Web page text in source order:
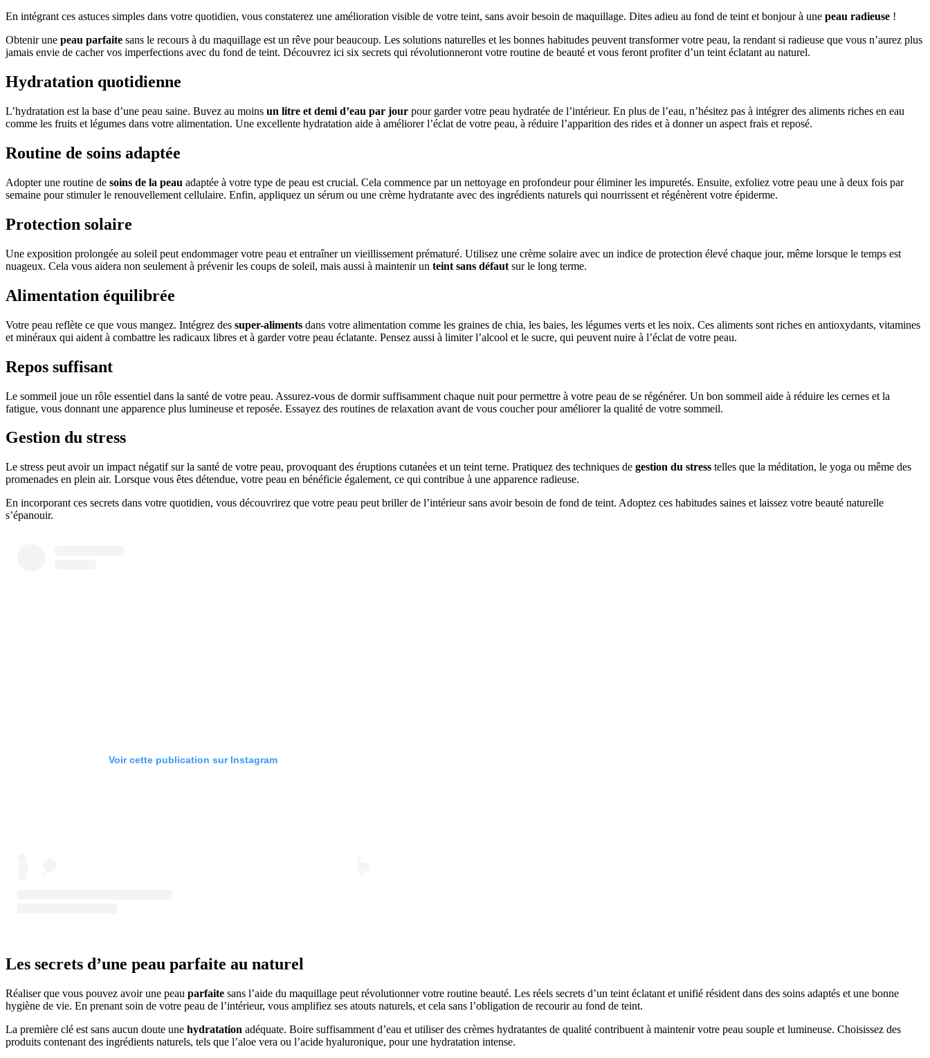
En intégrant ces astuces simples dans votre quotidien, vous constaterez une amélioration visible de votre teint, sans avoir besoin de maquillage. Dites adieu au fond de teint et bonjour à une peau radieuse !
Obtenir une peau parfaite sans le recours à du maquillage est un rêve pour beaucoup. Les solutions naturelles et les bonnes habitudes peuvent transformer votre peau, la rendant si radieuse que vous n’aurez plus
jamais envie de cacher vos imperfections avec du fond de teint. Découvrez ici six secrets qui révolutionneront votre routine de beauté et vous feront profiter d’un teint éclatant au naturel.
Hydratation quotidienne
L’hydratation est la base d’une peau saine. Buvez au moins un litre et demi d’eau par jour pour garder votre peau hydratée de l’intérieur. En plus de l’eau, n’hésitez pas à intégrer des aliments riches en eau
comme les fruits et légumes dans votre alimentation. Une excellente hydratation aide à améliorer l’éclat de votre peau, à réduire l’apparition des rides et à donner un aspect frais et reposé.
Routine de soins adaptée
Adopter une routine de soins de la peau adaptée à votre type de peau est crucial. Cela commence par un nettoyage en profondeur pour éliminer les impuretés. Ensuite, exfoliez votre peau une à deux fois par
semaine pour stimuler le renouvellement cellulaire. Enfin, appliquez un sérum ou une crème hydratante avec des ingrédients naturels qui nourrissent et régénèrent votre épiderme.
Protection solaire
Une exposition prolongée au soleil peut endommager votre peau et entraîner un vieillissement prématuré. Utilisez une crème solaire avec un indice de protection élevé chaque jour, même lorsque le temps est
nuageux. Cela vous aidera non seulement à prévenir les coups de soleil, mais aussi à maintenir un teint sans défaut sur le long terme.
Alimentation équilibrée
Votre peau reflète ce que vous mangez. Intégrez des super-aliments dans votre alimentation comme les graines de chia, les baies, les légumes verts et les noix. Ces aliments sont riches en antioxydants, vitamines
et minéraux qui aident à combattre les radicaux libres et à garder votre peau éclatante. Pensez aussi à limiter l’alcool et le sucre, qui peuvent nuire à l’éclat de votre peau.
Repos suffisant
Le sommeil joue un rôle essentiel dans la santé de votre peau. Assurez-vous de dormir suffisamment chaque nuit pour permettre à votre peau de se régénérer. Un bon sommeil aide à réduire les cernes et la
fatigue, vous donnant une apparence plus lumineuse et reposée. Essayez des routines de relaxation avant de vous coucher pour améliorer la qualité de votre sommeil.
Gestion du stress
Le stress peut avoir un impact négatif sur la santé de votre peau, provoquant des éruptions cutanées et un teint terne. Pratiquez des techniques de gestion du stress telles que la méditation, le yoga ou même des
promenades en plein air. Lorsque vous êtes détendue, votre peau en bénéficie également, ce qui contribue à une apparence radieuse.
En incorporant ces secrets dans votre quotidien, vous découvrirez que votre peau peut briller de l’intérieur sans avoir besoin de fond de teint. Adoptez ces habitudes saines et laissez votre beauté naturelle
s’épanouir.
Voir cette publication sur Instagram
Les secrets d’une peau parfaite au naturel
Réaliser que vous pouvez avoir une peau parfaite sans l’aide du maquillage peut révolutionner votre routine beauté. Les réels secrets d’un teint éclatant et unifié résident dans des soins adaptés et une bonne
hygiène de vie. En prenant soin de votre peau de l’intérieur, vous amplifiez ses atouts naturels, et cela sans l’obligation de recourir au fond de teint.
La première clé est sans aucun doute une hydratation adéquate. Boire suffisamment d’eau et utiliser des crèmes hydratantes de qualité contribuent à maintenir votre peau souple et lumineuse. Choisissez des
produits contenant des ingrédients naturels, tels que l’aloe vera ou l’acide hyaluronique, pour une hydratation intense.